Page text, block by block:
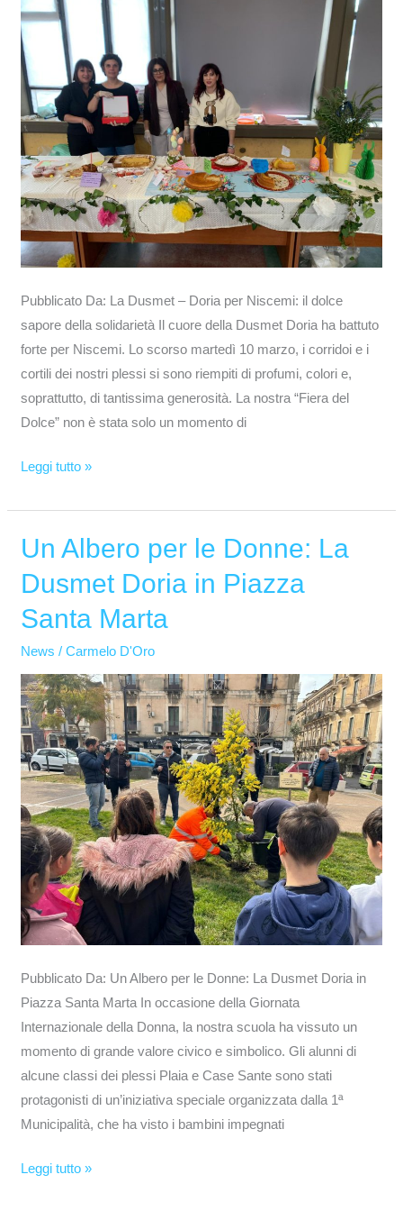
Pubblicato Da: La Dusmet – Doria per Niscemi: il dolce
sapore della solidarietà Il cuore della Dusmet Doria ha battuto
forte per Niscemi. Lo scorso martedì 10 marzo, i corridoi e i
cortili dei nostri plessi si sono riempiti di profumi, colori e,
soprattutto, di tantissima generosità. La nostra “Fiera del
Dolce” non è stata solo un momento di
dolce
sapore
della
solidarietà
Leggi tutto »
Un Albero per le Donne: La
Dusmet Doria in Piazza
Santa Marta
News /Carmelo D'Oro
Pubblicato Da: Un Albero per le Donne: La Dusmet Doria in
Piazza Santa Marta In occasione della Giornata
Internazionale della Donna, la nostra scuola ha vissuto un
momento di grande valore civico e simbolico. Gli alunni di
alcune classi dei plessi Plaia e Case Sante sono stati
protagonisti di un’iniziativa speciale organizzata dalla 1ª
Municipalità, che ha visto i bambini impegnati
Un
per
le
Dusmet
Doria
in
Piazza
Santa
Marta
Leggi tutto »